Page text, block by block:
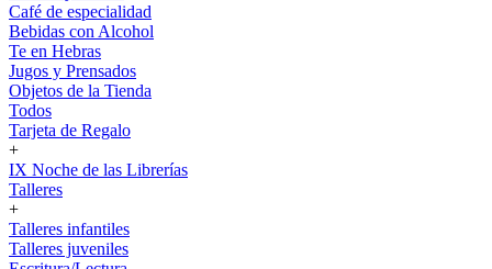
Café de especialidad
Bebidas con Alcohol
Te en Hebras
Jugos y Prensados
Objetos de la Tienda
Todos
Tarjeta de Regalo
+
IX Noche de las Librerías
Talleres
+
Talleres infantiles
Talleres juveniles